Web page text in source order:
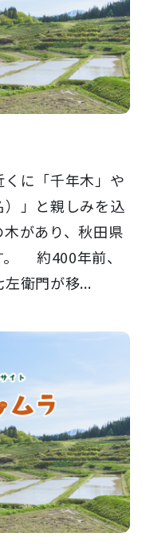
に「千年木」や
）」と親しみを込
があり、秋田県
。 約400年前、
衛門が移...